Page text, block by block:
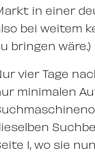
in einer
bei weitem
bringen wäre.)
vier Tage
minimalen
1, wo sie